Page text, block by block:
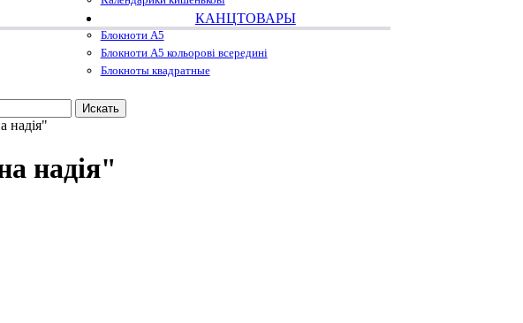
КАНЦТОВАРЫ
Блокноти А5
Блокноти А5 кольорові всередині
Блокноты квадратные
надія"
надія"